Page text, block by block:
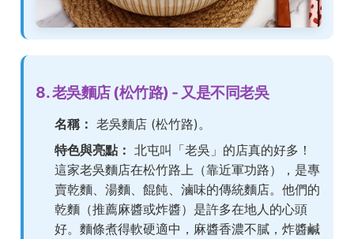
8. 老吳麵店 (松竹路) - 又是不同老吳
名稱： 老吳麵店 (松竹路)。
特色與亮點： 北屯叫「老吳」的店真的好多！
這家老吳麵店在松竹路上（靠近軍功路），是專
賣乾麵、湯麵、餛飩、滷味的傳統麵店。他們的
乾麵（推薦麻醬或炸醬）是許多在地人的心頭
好。麵條煮得軟硬適中，麻醬香濃不膩，炸醬鹹